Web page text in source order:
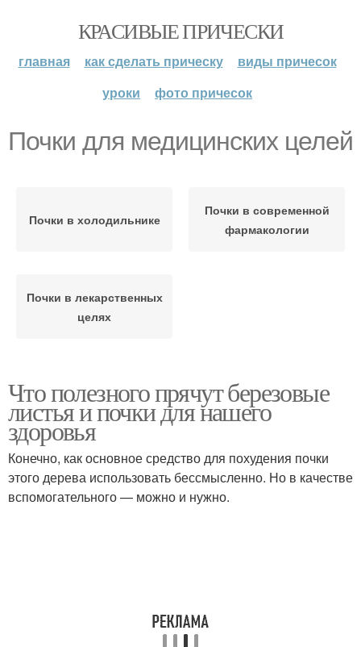
КРАСИВЫЕ ПРИЧЕСКИ
главная как сделать прическу
виды причесок
уроки
фото причесок
Почки для медицинских целей
Почки в холодильнике
Почки в современной
фармакологии
Почки в лекарственных
целях
Что полезного прячут березовые
листья и почки для нашего
здоровья
Конечно, как основное средство для похудения почки
этого дерева использовать бессмысленно. Но в качестве
вспомогательного — можно и нужно.